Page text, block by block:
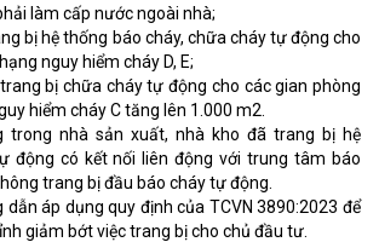
làm cấp nước ngoài nhà;
bị hệ thống báo cháy, chữa cháy tự động cho
nguy hiểm cháy D, E;
bị chữa cháy tự động cho các gian phòng
hiểm cháy C tăng lên 1.000 m2.
trong nhà sản xuất, nhà kho đã trang bị hệ
động có kết nối liên động với trung tâm báo
trang bị đầu báo cháy tự động.
dẫn áp dụng quy định của TCVN 3890:2023 để
giảm bớt việc trang bị cho chủ đầu tư.